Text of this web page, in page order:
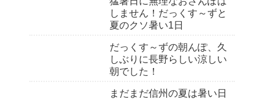
しません！だっくす～ずと
夏のクソ暑い1日
だっくす～ずの朝んぽ、久
しぶりに長野らしい涼しい
朝でした！
まだまだ信州の夏は暑い日